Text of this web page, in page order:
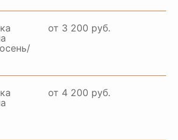
от 3 200 руб.
от 4 200 руб.